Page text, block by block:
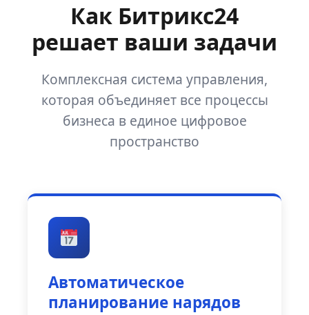
Как Битрикс24
решает ваши задачи
Комплексная система управления,
которая объединяет все процессы
бизнеса в единое цифровое
пространство
Автоматическое
планирование нарядов